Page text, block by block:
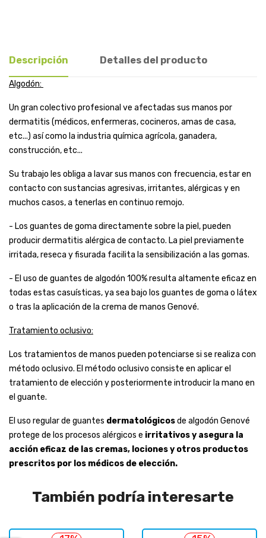
Descripción Detalles del producto
Algodón:
Un gran colectivo profesional ve afectadas sus manos por
dermatitis (médicos, enfermeras, cocineros, amas de casa,
etc...) así como la industria química agrícola, ganadera,
construcción, etc...
Su trabajo les obliga a lavar sus manos con frecuencia, estar en
contacto con sustancias agresivas, irritantes, alérgicas y en
muchos casos, a tenerlas en continuo remojo.
- Los guantes de goma directamente sobre la piel, pueden
producir dermatitis alérgica de contacto. La piel previamente
irritada, reseca y fisurada facilita la sensibilización a las gomas.
- El uso de guantes de algodón 100% resulta altamente eficaz en
todas estas casuísticas, ya sea bajo los guantes de goma o látex
o tras la aplicación de la crema de manos Genové.
Tratamiento oclusivo:
Los tratamientos de manos pueden potenciarse si se realiza con
método oclusivo. El método oclusivo consiste en aplicar el
tratamiento de elección y posteriormente introducir la mano en
el guante.
El uso regular de guantes dermatológicosde algodón Genové
protege de los procesos alérgicos e irritativos y asegura la
acción eficaz de las cremas, lociones y otros productos
prescritos por los médicos de elección.
También podría interesarte